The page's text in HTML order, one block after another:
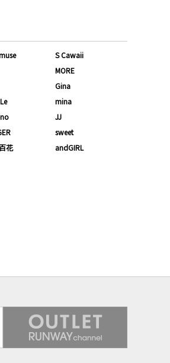
S Cawaii
MORE
Gina
mina
JJ
sweet
花
andGIRL